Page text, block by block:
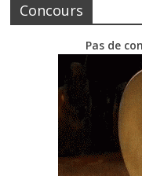
Concours
Pas de